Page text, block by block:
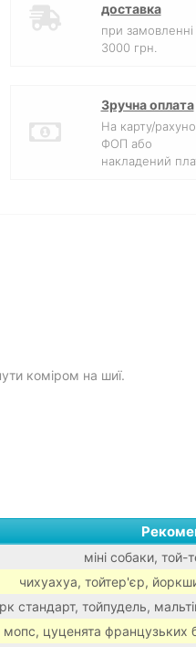
Дивитись відео
доставка
при замовленні
3000 грн.
Зручна оплата
На карту/
ФОП або
накладений
коміром на шиї.
міні собаки, той-
чихуахуа, тойтер'єр,
стандарт, тойпудель,
мопс, цуценята французьких